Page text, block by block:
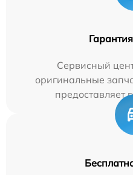
Сервисный
оригинальные
предоставляет